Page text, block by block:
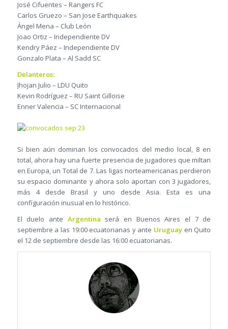
José Cifuentes – Rangers FC
Carlos Gruezo – San Jose Earthquakes
Ángel Mena – Club León
Joao Ortiz – Independiente DV
Kendry Páez – Independiente DV
Gonzalo Plata – Al Sadd SC
Delanteros:
Jhojan Julio – LDU Quito
Kevin Rodríguez – RU Saint Gilloise
Enner Valencia – SC Internacional
Si bien aún dominan los convocados del medio local, 8 en
total, ahora hay una fuerte presencia de jugadores que miltan
en Europa, un Total de 7. Las ligas norteamericanas perdieron
su espacio dominante y ahora solo aportan con 3 jugadores,
más 4 desde Brasil y uno desde Asia. Esta es una
configuración inusual en lo histórico.
El duelo ante Argentina será en Buenos Aires el 7 de
septiembre a las 19:00 ecuatorianas y ante Uruguay en Quito
el 12 de septiembre desde las 16:00 ecuatorianas.